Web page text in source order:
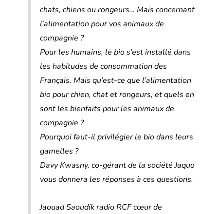
chats, chiens ou rongeurs… Mais concernant
l’alimentation pour vos animaux de
compagnie ?
Pour les humains, le bio s’est installé dans
les habitudes de consommation des
Français. Mais qu’est-ce que l’alimentation
bio pour chien, chat et rongeurs, et quels en
sont les bienfaits pour les animaux de
compagnie ?
Pourquoi faut-il privilégier le bio dans leurs
gamelles ?
Davy Kwasny, co-gérant de la société Jaquo
vous donnera les réponses à ces questions.
Jaouad Saoudik radio RCF cœur de